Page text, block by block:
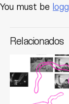
You must be
Relacionados